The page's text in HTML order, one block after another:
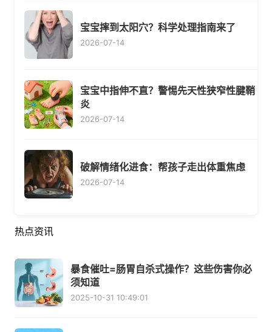
宝宝摔到太阳穴？科学处理指南来了
2026-07-14
宝宝中指伸不直？警惕先天性狭窄性腱鞘
炎
2026-07-14
破解情绪化进食：帮孩子走出体重焦虑
2026-07-14
热点资讯
暴食催吐=肠胃自杀式操作？这些伤害你必
须知道
2025-10-31 10:49:01